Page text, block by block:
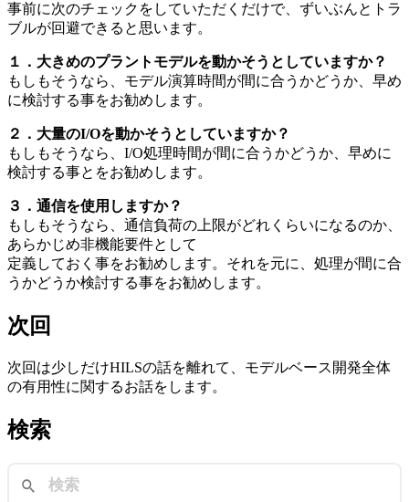
事前に次のチェックをしていただくだけで、ずいぶんとトラ
ブルが回避できると思います。
１．大きめのプラントモデルを動かそうとしていますか？
もしもそうなら、モデル演算時間が間に合うかどうか、早め
に検討する事をお勧めします。
２．大量のI/Oを動かそうとしていますか？
もしもそうなら、I/O処理時間が間に合うかどうか、早めに
検討する事とをお勧めします。
３．通信を使用しますか？
もしもそうなら、通信負荷の上限がどれくらいになるのか、
あらかじめ非機能要件として
定義しておく事をお勧めします。それを元に、処理が間に合
うかどうか検討する事をお勧めします。
次回
次回は少しだけHILSの話を離れて、モデルベース開発全体
の有用性に関するお話をします。
検索